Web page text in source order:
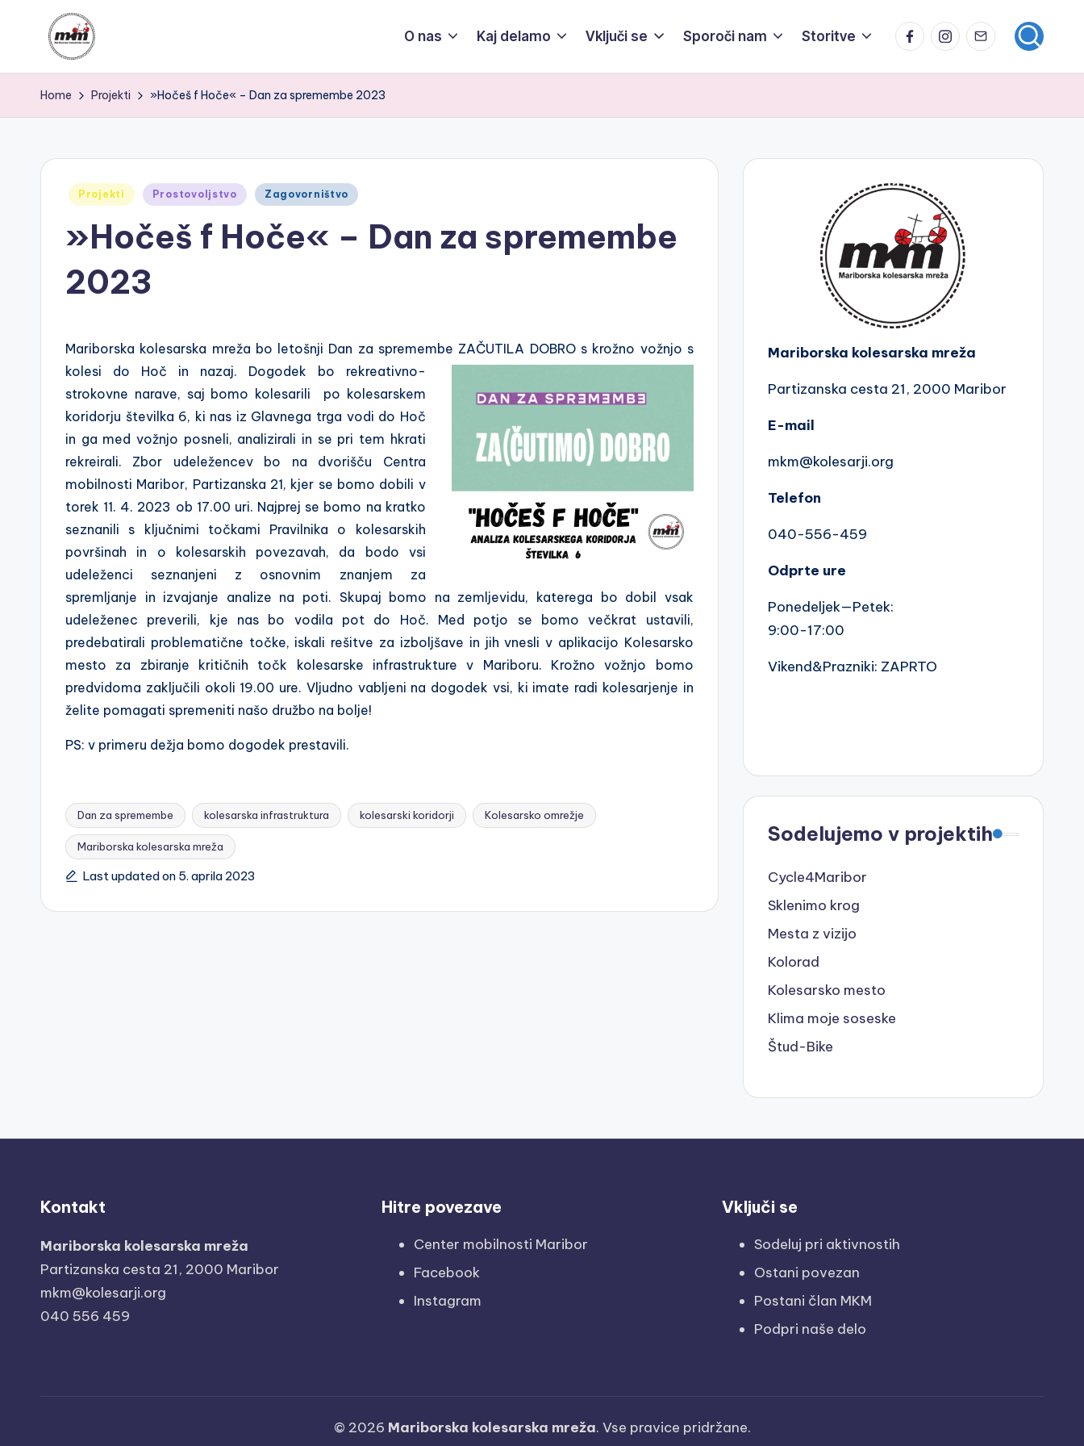
contentM
K
m
Za
varen,
povezan
prijazen
O nas Kaj delamo Vključi se Sporoči nam Storitve FacebookInstagram
Email
Home Projekti »Hočeš f Hoče« – Dan za spremembe 2023
Posted
Projekti Prostovoljstvo Zagovorništvo
»Hočeš f Hoče« – Dan za spremembe
2023
Mariborska kolesarska mreža bo letošnji Dan za spremembe ZAČUTILA DOBRO s krožno vožnjo s
kolesi do Hoč in nazaj. Dogodek bo rekreativno-
strokovne narave, saj bomo kolesarili po kolesarskem
koridorju številka 6, ki nas iz Glavnega trga vodi do Hoč
in ga med vožnjo posneli, analizirali in se pri tem hkrati
rekreirali. Zbor udeležencev bo na dvorišču Centra
mobilnosti Maribor, Partizanska 21, kjer se bomo dobili v
torek 11. 4. 2023 ob 17.00 uri. Najprej se bomo na kratko
seznanili s ključnimi točkami Pravilnika o kolesarskih
površinah in o kolesarskih povezavah, da bodo vsi
udeleženci seznanjeni z osnovnim znanjem za
spremljanje in izvajanje analize na poti. Skupaj bomo na zemljevidu, katerega bo dobil vsak
udeleženec preverili, kje nas bo vodila pot do Hoč. Med potjo se bomo večkrat ustavili,
predebatirali problematične točke, iskali rešitve za izboljšave in jih vnesli v aplikacijo Kolesarsko
mesto za zbiranje kritičnih točk kolesarske infrastrukture v Mariboru. Krožno vožnjo bomo
predvidoma zaključili okoli 19.00 ure. Vljudno vabljeni na dogodek vsi, ki imate radi kolesarjenje in
želite pomagati spremeniti našo družbo na bolje!
PS: v primeru dežja bomo dogodek prestavili.
Tags:
Dan za spremembe kolesarska infrastruktura kolesarski koridorji Kolesarsko omrežje
Mariborska kolesarska mreža
Last updated on 5. aprila 2023
Mariborska kolesarska mreža
Partizanska cesta 21, 2000 Maribor
E-mail
mkm@kolesarji.org
Telefon
040-556-459
Odprte ure
Ponedeljek—Petek:
9:00-17:00
Vikend&Prazniki: ZAPRTO
Sodelujemo v projektih
Cycle4Maribor
Sklenimo krog
Mesta z vizijo
Kolorad
Kolesarsko mesto
Klima moje soseske
Štud-Bike
Kontakt
Mariborska kolesarska mreža
Partizanska cesta 21, 2000 Maribor
mkm@kolesarji.org
040 556 459
Hitre povezave
Center mobilnosti Maribor
Facebook
Instagram
Vključi se
Sodeluj pri aktivnostih
Ostani povezan
Postani član MKM
Podpri naše delo
© 2026 Mariborska kolesarska mreža. Vse pravice pridržane.